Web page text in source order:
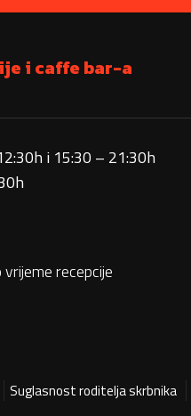
i caffe bar-a
i 15:30 – 21:30h
recepcije
Suglasnost roditelja skrbnika